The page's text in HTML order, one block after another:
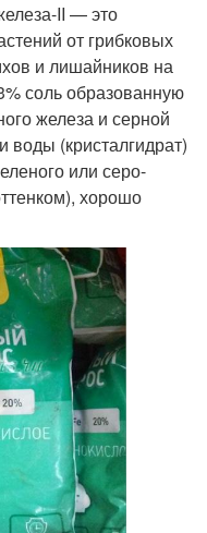
II — это
от грибковых
и лишайников на
соль образованную
железа и серной
воды (кристалгидрат)
или серо-
хорошо